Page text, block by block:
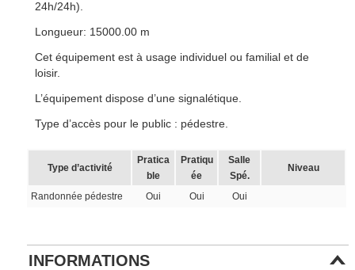
24h/24h).
Longueur: 15000.00 m
Cet équipement est à usage individuel ou familial et de
loisir.
L’équipement dispose d’une signalétique.
Type d’accès pour le public : pédestre.
Type d’activité
Pratica
ble
Pratiqu
ée
Salle
Spé.
Niveau
Randonnée pédestre Oui Oui Oui
INFORMATIONS